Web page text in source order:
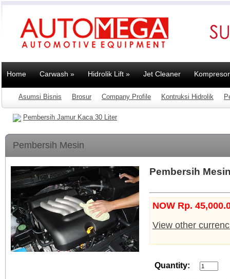
Home Carwash » Hidrolik Lift » Jet Cleaner Kompresor
Asumsi Bisnis Brosur Company Profile Kontruksi Hidrolik
Pembersih Jamur Kaca 30 Liter
Pembersih Mesin
Pembersih
NOW Rp.
View other
Quantity: